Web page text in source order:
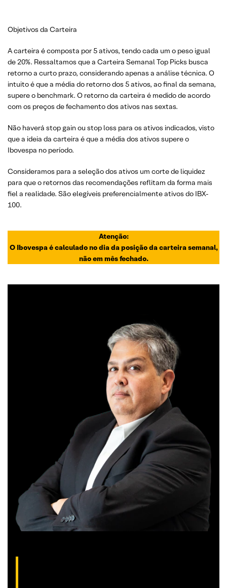
Objetivos da Carteira
A carteira é composta por 5 ativos, tendo cada um o peso igual
de 20%. Ressaltamos que a Carteira Semanal Top Picks busca
retorno a curto prazo, considerando apenas a análise técnica. O
intuito é que a média do retorno dos 5 ativos, ao final da semana,
supere o benchmark. O retorno da carteira é medido de acordo
com os preços de fechamento dos ativos nas sextas.
Não haverá stop gain ou stop loss para os ativos indicados, visto
que a ideia da carteira é que a média dos ativos supere o
Ibovespa no período.
Consideramos para a seleção dos ativos um corte de liquidez
para que o retornos das recomendações reflitam da forma mais
fiel a realidade. São elegíveis preferencialmente ativos do IBX-
100.
Atenção:
O Ibovespa é calculado no dia da posição da carteira semanal,
não em mês fechado.